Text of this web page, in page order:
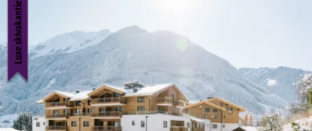
Luxe skivakantie